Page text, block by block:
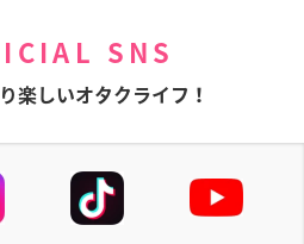
SNS
楽しいオタクライフ！